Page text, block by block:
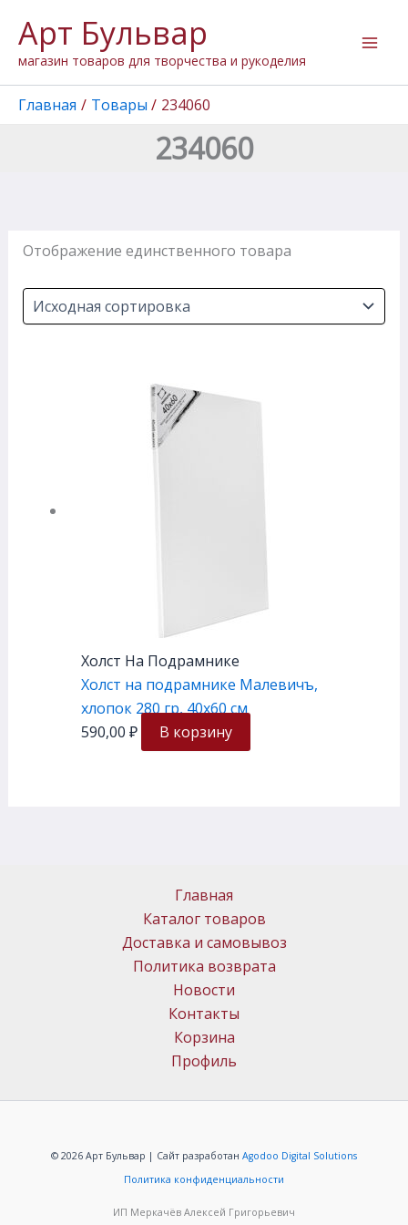
содержимому
Арт Бульвар
магазин товаров для творчества и рукоделия
Главная Товары 234060
234060
Отображение единственного товара
Холст На Подрамнике
Холст на подрамнике Малевичъ,
хлопок 280 гр, 40х60 см
590,00 ₽ В корзину
Главная
Каталог товаров
Доставка и самовывоз
Политика возврата
Новости
Контакты
Корзина
Профиль
© 2026 Арт Бульвар | Сайт разработан Agodoo Digital Solutions
Политика конфиденциальности
ИП Меркачёв Алексей Григорьевич